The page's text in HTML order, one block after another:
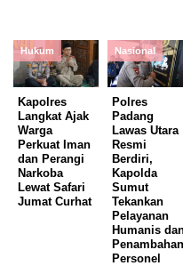
Hukum
Kapolres
Langkat Ajak
Warga
Perkuat Iman
dan Perangi
Narkoba
Lewat Safari
Jumat Curhat
Nasional
Polres
Padang
Lawas Utara
Resmi
Berdiri,
Kapolda
Sumut
Tekankan
Pelayanan
Humanis
Penambahan
Personel